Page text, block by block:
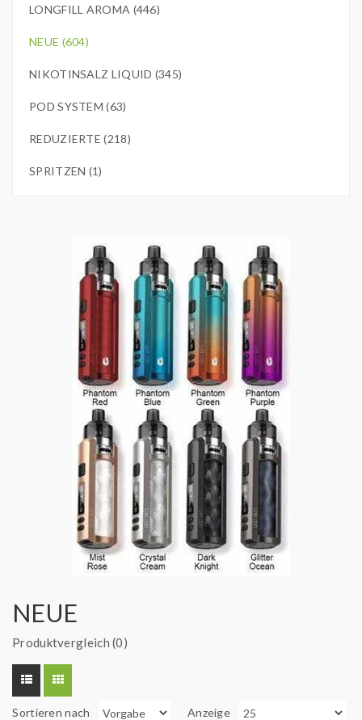
LONGFILL AROMA (446)
NEUE (604)
NIKOTINSALZ LIQUID (345)
POD SYSTEM (63)
REDUZIERTE (218)
SPRITZEN (1)
NEUE
Produktvergleich (0)
Sortieren nach Anzeige